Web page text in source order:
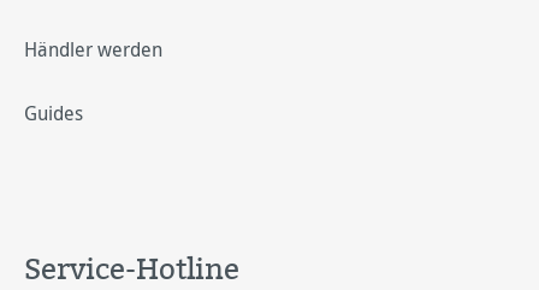
Händler werden
Guides
Service-Hotline